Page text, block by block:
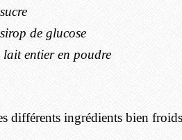
de glucose
lait entier en poudre
différents ingrédients bien